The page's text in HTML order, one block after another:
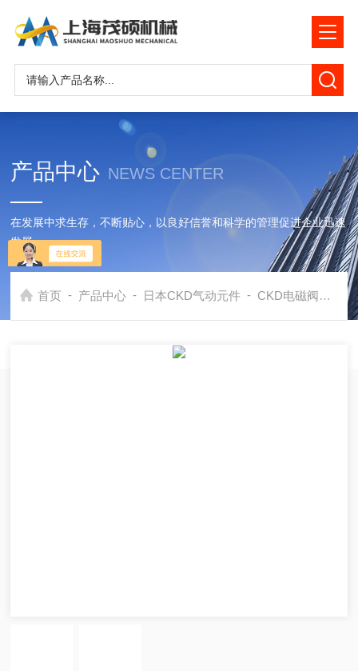
产品中心 NEWS CENTER
在发展中求生存，不断贴心，以良好信誉和科学的管理促进企业迅速
发展
首页 - 产品中心 - 日本CKD气动元件 - CKD电磁阀 日